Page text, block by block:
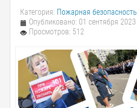
Категория: Пожарная безопасность
Опубликовано: 01 сентября 2023
Просмотров: 512